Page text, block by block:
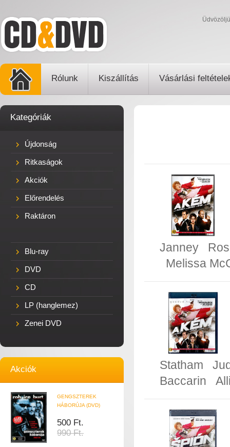
Rólunk Kiszállítás Vásárlási
Kategóriák
Újdonság
Ritkaságok
Akciók
Előrendelés
Raktáron
Blu-ray
DVD
CD
LP (hanglemez)
Zenei DVD
Akciók
GENGSZTEREK
HÁBORÚJA (DVD)
500 Ft.
990 Ft.
Janney
Melissa
Statham
Baccarin